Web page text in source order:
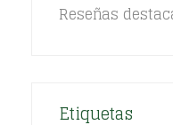
Reseñas
Etiquetas